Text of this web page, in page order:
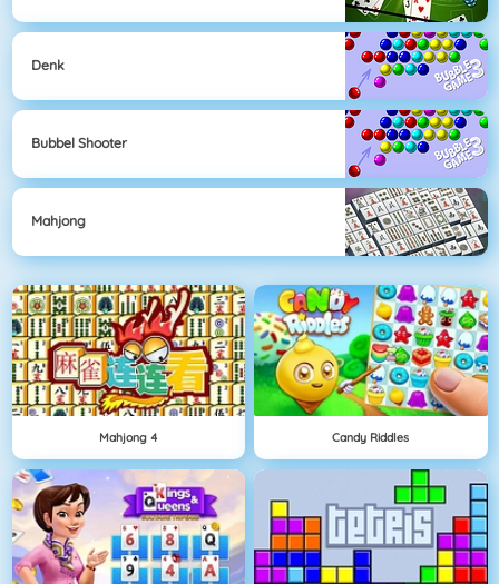
Denk
Bubbel Shooter
Mahjong
Mahjong 4 Candy Riddles